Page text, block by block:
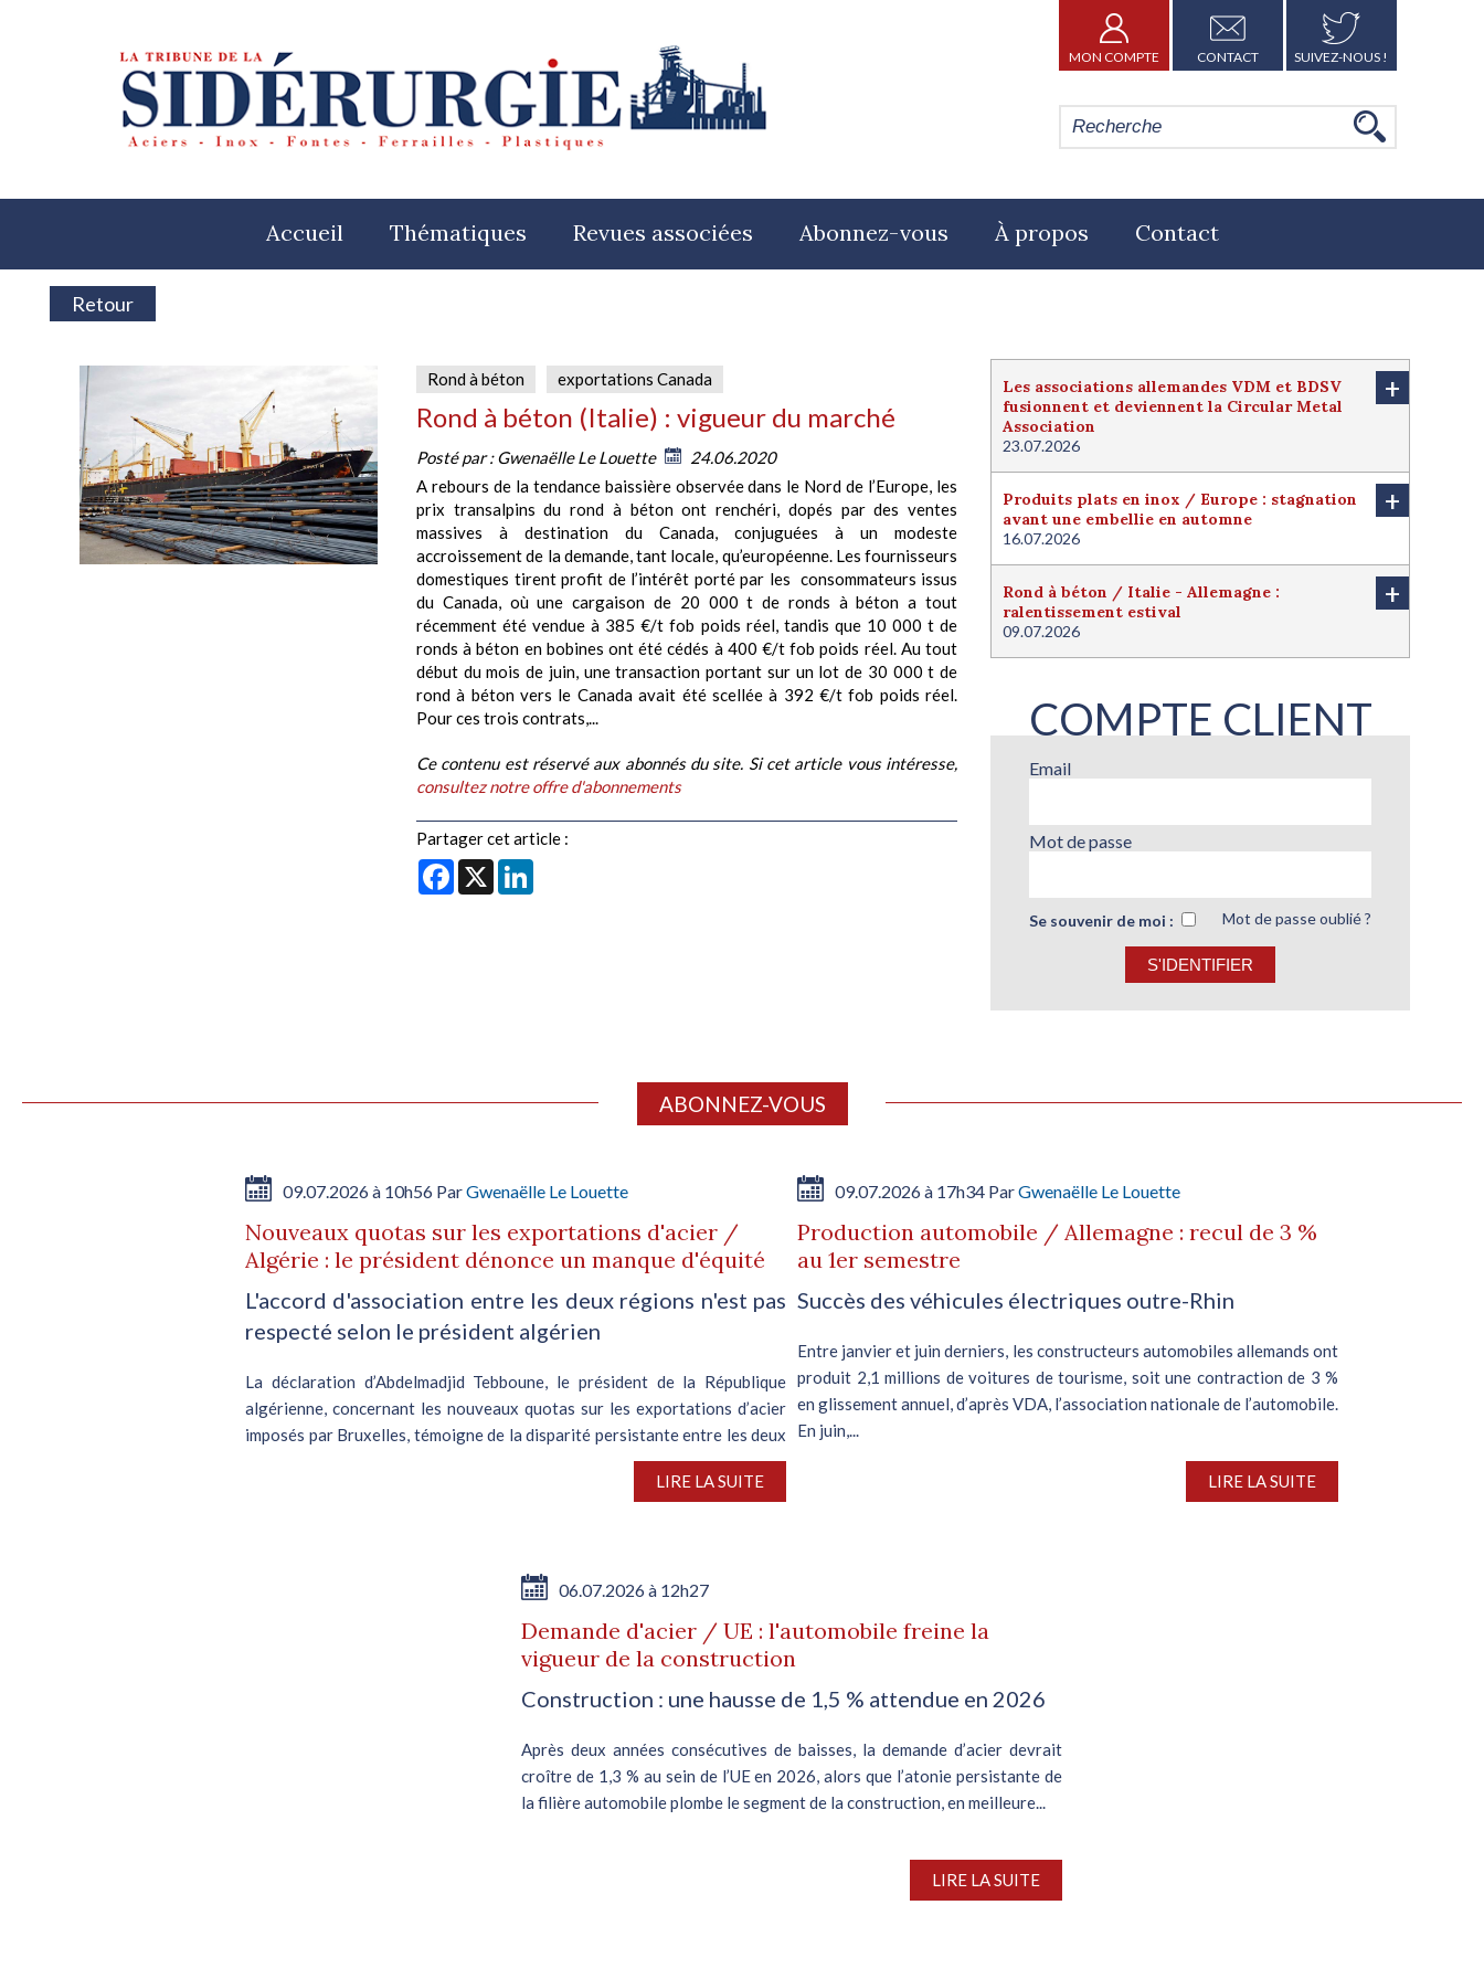
MON COMPTE CONTACT SUIVEZ-NOUS !
Accueil Thématiques Revues associées Abonnez-vous À propos Contact
Retour
Rond à béton exportations Canada
Rond à béton (Italie) : vigueur du marché
Posté par :Gwenaëlle Le Louette
24.06.2020
A rebours de la tendance baissière observée dans le Nord de l’Europe, les
prix transalpins du rond à béton ont renchéri, dopés par des ventes
massives à destination du Canada, conjuguées à un modeste
accroissement de la demande, tant locale, qu’européenne. Les fournisseurs
domestiques tirent profit de l’intérêt porté par les consommateurs issus
du Canada, où une cargaison de 20 000 t de ronds à béton a tout
récemment été vendue à 385 €/t fob poids réel, tandis que 10 000 t de
ronds à béton en bobines ont été cédés à 400 €/t fob poids réel. Au tout
début du mois de juin, une transaction portant sur un lot de 30 000 t de
rond à béton vers le Canada avait été scellée à 392 €/t fob poids réel.
Pour ces trois contrats,...
Ce contenu est réservé aux abonnés du site. Si cet article vous intéresse,
consultez notre offre d'abonnements
Partager cet article :
Facebook
X
Les associations allemandes VDM et BDSV
fusionnent et deviennent la Circular Metal
Association
23.07.2026
+
Produits plats en inox / Europe : stagnation
avant une embellie en automne
16.07.2026
+
Rond à béton / Italie - Allemagne :
ralentissement estival
09.07.2026
+
COMPTE CLIENT
Email
Mot de passe
Se souvenir de moi : Mot de passe oublié ?
ABONNEZ-VOUS
09.07.2026 à 10h56 ParGwenaëlle Le Louette
Nouveaux quotas sur les exportations d'acier /
Algérie : le président dénonce un manque d'équité
L'accord d'association entre les deux régions n'est pas
respecté selon le président algérien
La déclaration d’Abdelmadjid Tebboune, le président de la République
algérienne, concernant les nouveaux quotas sur les exportations d’acier
imposés par Bruxelles, témoigne de la disparité persistante entre les deux
LIRE LA SUITE
09.07.2026 à 17h34 ParGwenaëlle Le Louette
Production automobile / Allemagne : recul de 3 %
au 1er semestre
Succès des véhicules électriques outre-Rhin
Entre janvier et juin derniers, les constructeurs automobiles allemands ont
produit 2,1 millions de voitures de tourisme, soit une contraction de 3 %
en glissement annuel, d’après VDA, l’association nationale de l’automobile.
En juin,...
LIRE LA SUITE
06.07.2026 à 12h27
Demande d'acier / UE : l'automobile freine la
vigueur de la construction
Construction : une hausse de 1,5 % attendue en 2026
Après deux années consécutives de baisses, la demande d’acier devrait
croître de 1,3 % au sein de l’UE en 2026, alors que l’atonie persistante de
la filière automobile plombe le segment de la construction, en meilleure...
LIRE LA SUITE